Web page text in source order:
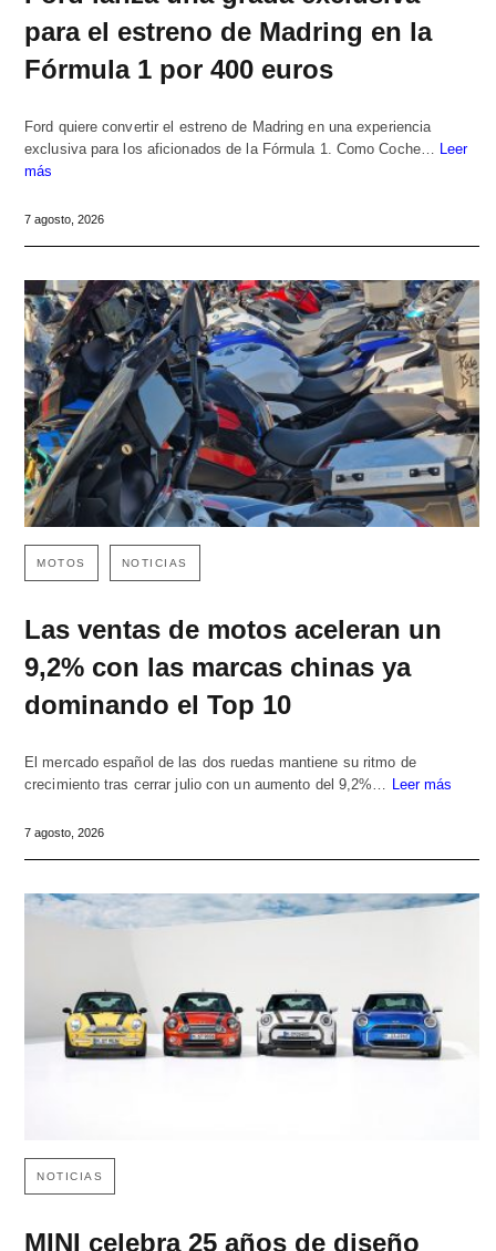
para el estreno de Madring en la
Fórmula 1 por 400 euros
Ford quiere convertir el estreno de Madring en una experiencia
exclusiva para los aficionados de la Fórmula 1. Como Coche…
Leer
más
7 agosto, 2026
MOTOS NOTICIAS
Las ventas de motos aceleran un
9,2% con las marcas chinas ya
dominando el Top 10
El mercado español de las dos ruedas mantiene su ritmo de
crecimiento tras cerrar julio con un aumento del 9,2%… Leer más
7 agosto, 2026
NOTICIAS
MINI celebra 25 años de diseño